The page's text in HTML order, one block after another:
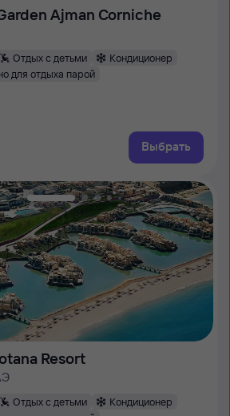
Ajman Corniche
Отдых с детьми
Кондиционер
для отдыха парой
Выбрать
Resort
Отдых с детьми
Кондиционер